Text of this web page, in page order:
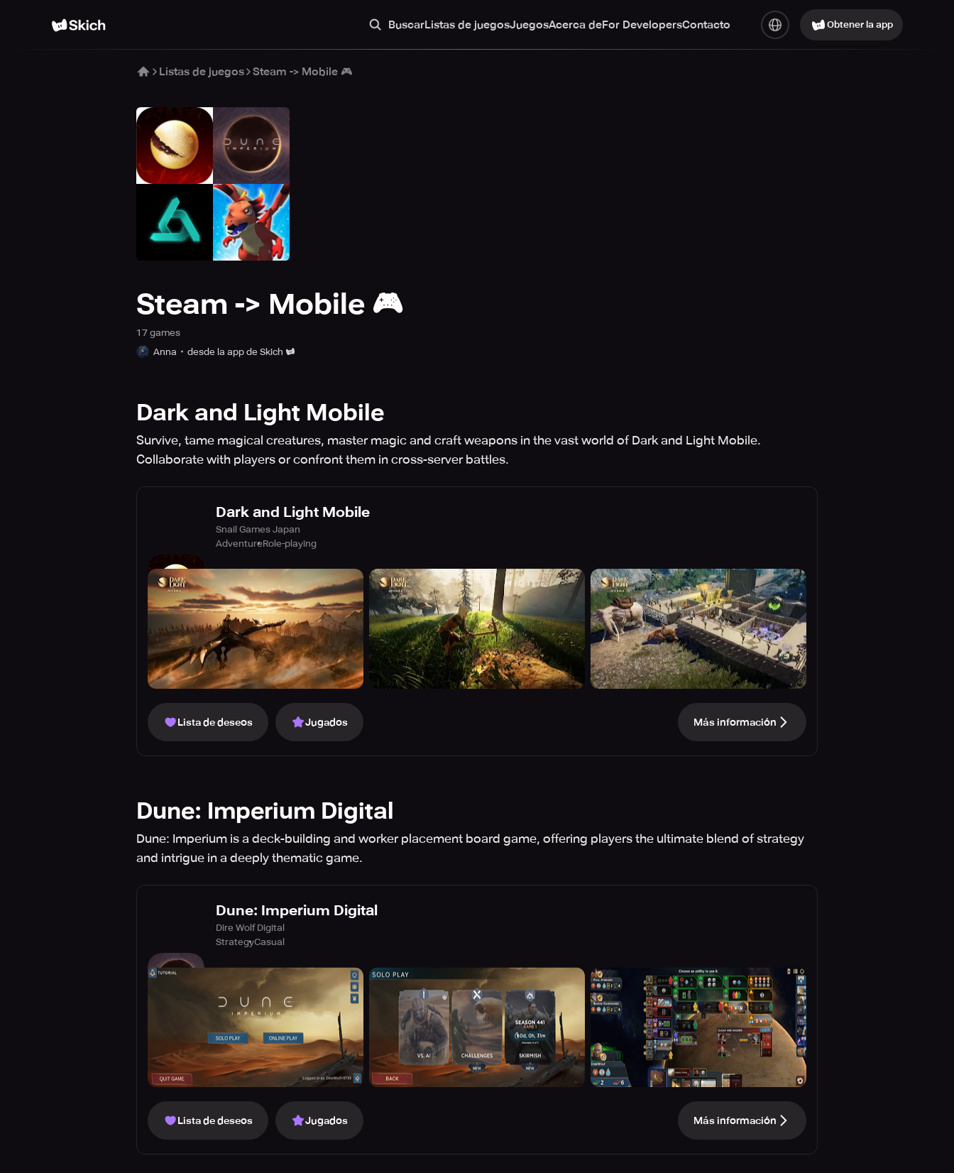
BuscarListas de juegosJuegosAcerca deFor DevelopersContacto Obtener la app
Listas de juegos Steam -> Mobile 🎮
Steam -> Mobile 🎮
17 games
Anna
desde la app de Skich
Dark and Light Mobile
Survive, tame magical creatures, master magic and craft weapons in the vast world of Dark and Light Mobile.
Collaborate with players or confront them in cross-server battles.
Dark and Light Mobile
Snail Games Japan
AdventureRole-playing
Lista de deseos Jugados Más información
Dune: Imperium Digital
Dune: Imperium is a deck-building and worker placement board game, offering players the ultimate blend of strategy
and intrigue in a deeply thematic game.
Dune: Imperium Digital
Dire Wolf Digital
StrategyCasual
Lista de deseos Jugados Más información